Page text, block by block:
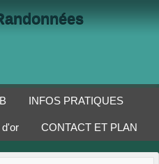
INFOS PRATIQUES
d'or CONTACT ET PLAN